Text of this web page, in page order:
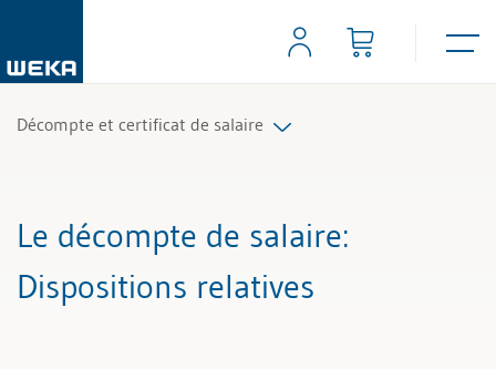
Décompte et certificat de salaire
Le décompte de salaire:
Dispositions relatives